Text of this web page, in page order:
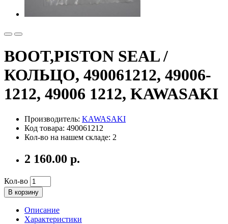
BOOT,PISTON SEAL /
КОЛЬЦО, 490061212, 49006-
1212, 49006 1212, KAWASAKI
Производитель: KAWASAKI
Код товара: 490061212
Кол-во на нашем складе: 2
2 160.00 р.
Кол-во
В корзину
Описание
Характеристики